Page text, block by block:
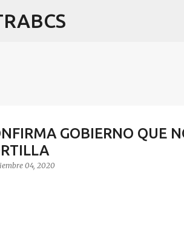
GOBIERNO QUE
04, 2020